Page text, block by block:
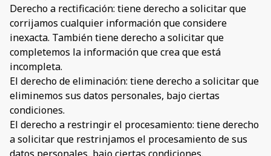
Derecho a rectificación: tiene derecho a solicitar que
corrijamos cualquier información que considere
inexacta. También tiene derecho a solicitar que
completemos la información que crea que está
incompleta.
El derecho de eliminación: tiene derecho a solicitar que
eliminemos sus datos personales, bajo ciertas
condiciones.
El derecho a restringir el procesamiento: tiene derecho
a solicitar que restrinjamos el procesamiento de sus